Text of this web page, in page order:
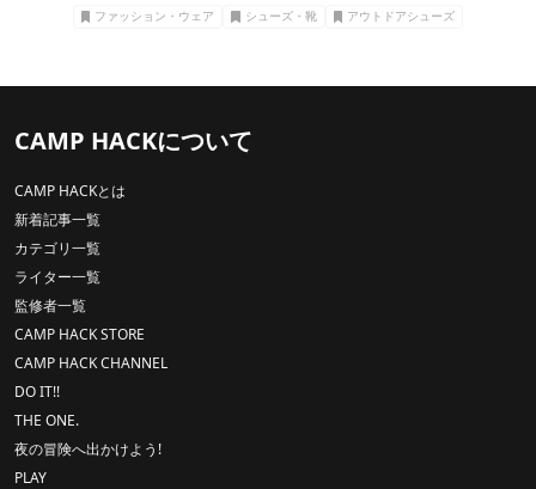
ファッション・ウェア シューズ・靴 アウトドアシューズ
CAMP HACKについて
CAMP HACKとは
新着記事一覧
カテゴリ一覧
ライター一覧
監修者一覧
CAMP HACK STORE
CAMP HACK CHANNEL
DO IT!!
THE ONE.
夜の冒険へ出かけよう!
PLAY